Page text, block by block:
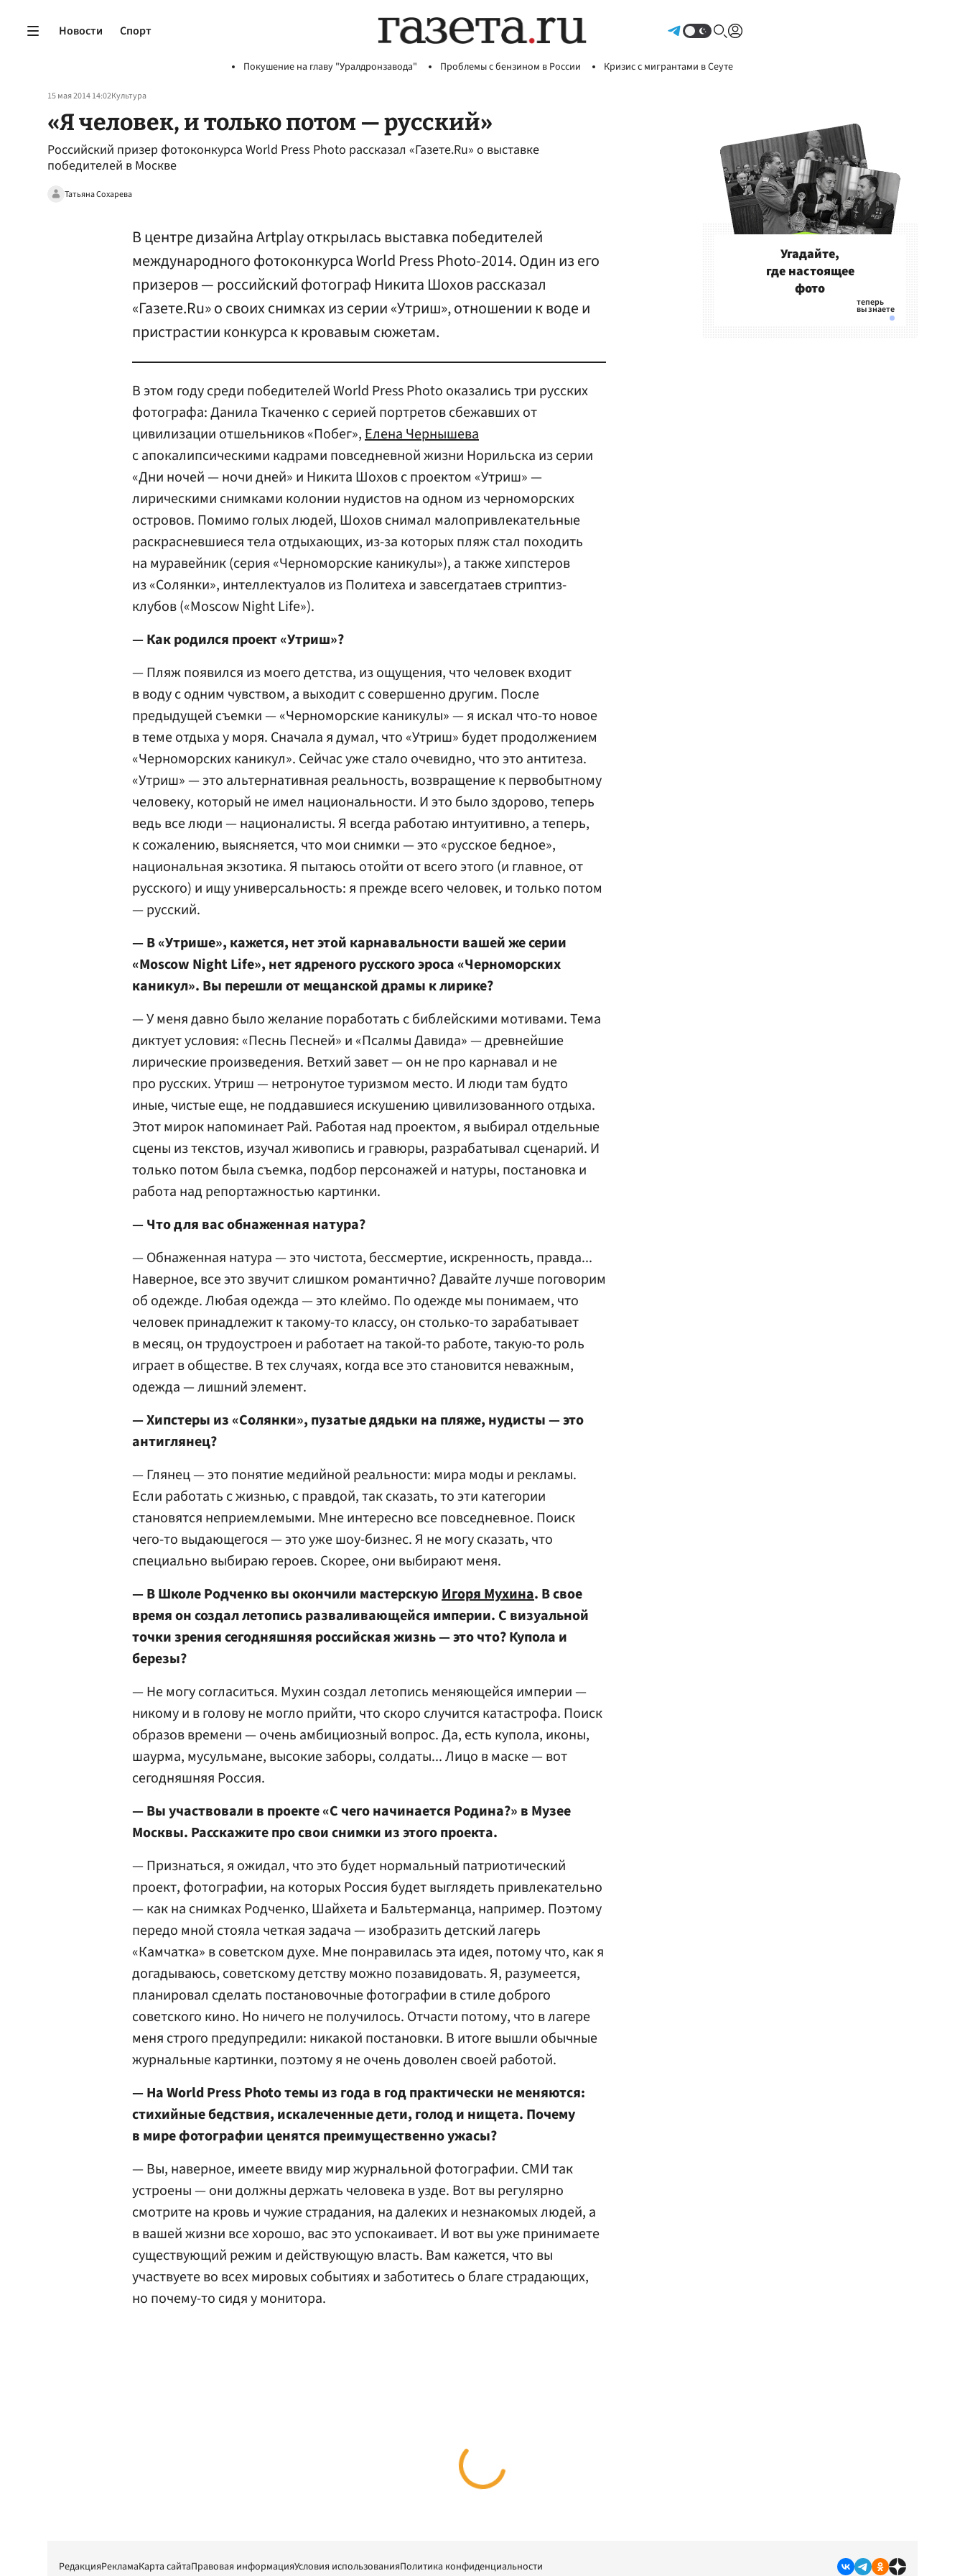
Новости Спорт
Покушение на главу "Уралдронзавода" Проблемы с бензином в России Кризис с мигрантами в Сеуте
15 мая 2014 14:02Культура
«Я человек, и только потом — русский»
Российский призер фотоконкурса World Press Photo рассказал «Газете.Ru» о выставке
победителей в Москве
Татьяна Сохарева
В центре дизайна Artplay открылась выставка победителей
международного фотоконкурса World Press Photo-2014. Один из его
призеров — российский фотограф Никита Шохов рассказал
«Газете.Ru» о своих снимках из серии «Утриш», отношении к воде и
пристрастии конкурса к кровавым сюжетам.
В этом году среди победителей World Press Photo оказались три русских
фотографа: Данила Ткаченко с серией портретов сбежавших от
цивилизации отшельников «Побег»,Елена Чернышева
с апокалипсическими кадрами повседневной жизни Норильска из серии
«Дни ночей — ночи дней» и Никита Шохов с проектом «Утриш» —
лирическими снимками колонии нудистов на одном из черноморских
островов. Помимо голых людей, Шохов снимал малопривлекательные
раскрасневшиеся тела отдыхающих, из-за которых пляж стал походить
на муравейник (серия «Черноморские каникулы»), а также хипстеров
из «Солянки», интеллектуалов из Политеха и завсегдатаев стриптиз-
клубов («Moscow Night Life»).
— Как родился проект «Утриш»?
— Пляж появился из моего детства, из ощущения, что человек входит
в воду с одним чувством, а выходит с совершенно другим. После
предыдущей съемки — «Черноморские каникулы» — я искал что-то новое
в теме отдыха у моря. Сначала я думал, что «Утриш» будет продолжением
«Черноморских каникул». Сейчас уже стало очевидно, что это антитеза.
«Утриш» — это альтернативная реальность, возвращение к первобытному
человеку, который не имел национальности. И это было здорово, теперь
ведь все люди — националисты. Я всегда работаю интуитивно, а теперь,
к сожалению, выясняется, что мои снимки — это «русское бедное»,
национальная экзотика. Я пытаюсь отойти от всего этого (и главное, от
русского) и ищу универсальность: я прежде всего человек, и только потом
— русский.
— В «Утрише», кажется, нет этой карнавальности вашей же серии
«Moscow Night Life», нет ядреного русского эроса «Черноморских
каникул». Вы перешли от мещанской драмы к лирике?
— У меня давно было желание поработать с библейскими мотивами. Тема
диктует условия: «Песнь Песней» и «Псалмы Давида» — древнейшие
лирические произведения. Ветхий завет — он не про карнавал и не
про русских. Утриш — нетронутое туризмом место. И люди там будто
иные, чистые еще, не поддавшиеся искушению цивилизованного отдыха.
Этот мирок напоминает Рай. Работая над проектом, я выбирал отдельные
сцены из текстов, изучал живопись и гравюры, разрабатывал сценарий. И
только потом была съемка, подбор персонажей и натуры, постановка и
работа над репортажностью картинки.
— Что для вас обнаженная натура?
— Обнаженная натура — это чистота, бессмертие, искренность, правда...
Наверное, все это звучит слишком романтично? Давайте лучше поговорим
об одежде. Любая одежда — это клеймо. По одежде мы понимаем, что
человек принадлежит к такому-то классу, он столько-то зарабатывает
в месяц, он трудоустроен и работает на такой-то работе, такую-то роль
играет в обществе. В тех случаях, когда все это становится неважным,
одежда — лишний элемент.
— Хипстеры из «Солянки», пузатые дядьки на пляже, нудисты — это
антиглянец?
— Глянец — это понятие медийной реальности: мира моды и рекламы.
Если работать с жизнью, с правдой, так сказать, то эти категории
становятся неприемлемыми. Мне интересно все повседневное. Поиск
чего-то выдающегося — это уже шоу-бизнес. Я не могу сказать, что
специально выбираю героев. Скорее, они выбирают меня.
— В Школе Родченко вы окончили мастерскуюИгоря Мухина. В свое
время он создал летопись разваливающейся империи. С визуальной
точки зрения сегодняшняя российская жизнь — это что? Купола и
березы?
— Не могу согласиться. Мухин создал летопись меняющейся империи —
никому и в голову не могло прийти, что скоро случится катастрофа. Поиск
образов времени — очень амбициозный вопрос. Да, есть купола, иконы,
шаурма, мусульмане, высокие заборы, солдаты... Лицо в маске — вот
сегодняшняя Россия.
— Вы участвовали в проекте «С чего начинается Родина?» в Музее
Москвы. Расскажите про свои снимки из этого проекта.
— Признаться, я ожидал, что это будет нормальный патриотический
проект, фотографии, на которых Россия будет выглядеть привлекательно
— как на снимках Родченко, Шайхета и Бальтерманца, например. Поэтому
передо мной стояла четкая задача — изобразить детский лагерь
«Камчатка» в советском духе. Мне понравилась эта идея, потому что, как я
догадываюсь, советскому детству можно позавидовать. Я, разумеется,
планировал сделать постановочные фотографии в стиле доброго
советского кино. Но ничего не получилось. Отчасти потому, что в лагере
меня строго предупредили: никакой постановки. В итоге вышли обычные
журнальные картинки, поэтому я не очень доволен своей работой.
— На World Press Photo темы из года в год практически не меняются:
стихийные бедствия, искалеченные дети, голод и нищета. Почему
в мире фотографии ценятся преимущественно ужасы?
— Вы, наверное, имеете ввиду мир журнальной фотографии. СМИ так
устроены — они должны держать человека в узде. Вот вы регулярно
смотрите на кровь и чужие страдания, на далеких и незнакомых людей, а
в вашей жизни все хорошо, вас это успокаивает. И вот вы уже принимаете
существующий режим и действующую власть. Вам кажется, что вы
участвуете во всех мировых событиях и заботитесь о благе страдающих,
но почему-то сидя у монитора.
Угадайте,
где настоящее
фото
РедакцияРекламаКарта сайтаПравовая информацияУсловия использованияПолитика конфиденциальности